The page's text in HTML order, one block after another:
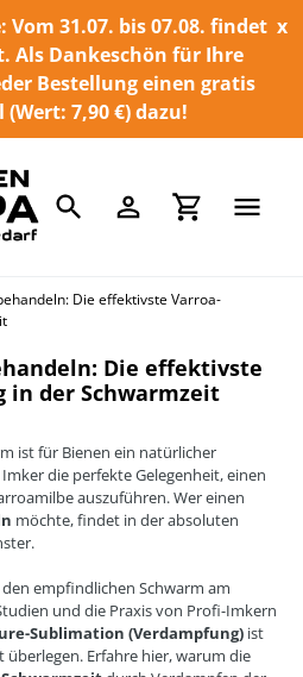
Vom 31.07. bis 07.08. findet
Als Dankeschön für Ihre
Bestellung einen gratis
7,90 €) dazu!
x
Suchen Einloggen
Die effektivste Varroa-
Die effektivste
in der Schwarmzeit
ist für Bienen ein natürlicher
die perfekte Gelegenheit, einen
auszuführen. Wer einen
möchte, findet in der absoluten
empfindlichen Schwarm am
und die Praxis von Profi-Imkern
Sublimation (Verdampfung) ist
Erfahre hier, warum die